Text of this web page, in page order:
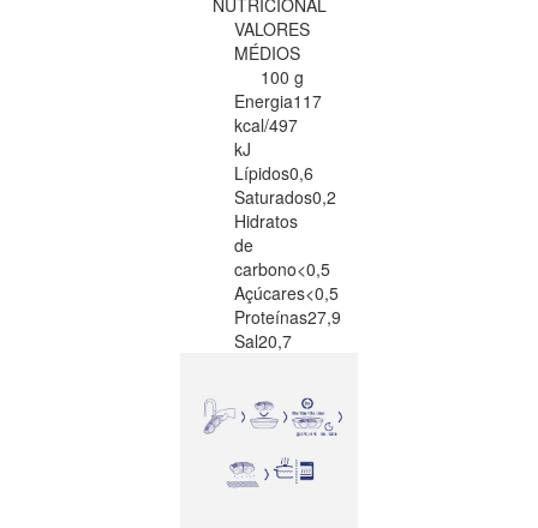
VALORES
MÉDIOS
100 g
Energia117
kcal/497
kJ
Lípidos0,6
Saturados0,2
Hidratos
de
carbono<0,5
Açúcares<0,5
Proteínas27,9
Sal20,7